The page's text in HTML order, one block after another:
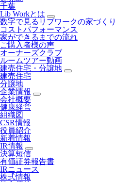
千葉
Lib Workとは
数字で見るリブワークの家づくり
コストパフォーマンス
家ができるまでの流れ
ご購入者様の声
オーナーズクラブ
ルームツアー動画
建売住宅・分譲地
建売住宅
分譲地
企業情報
会社概要
健康経営
組織図
CSR情報
役員紹介
新着情報
IR情報
決算短信
有価証券報告書
IRニュース
株式情報